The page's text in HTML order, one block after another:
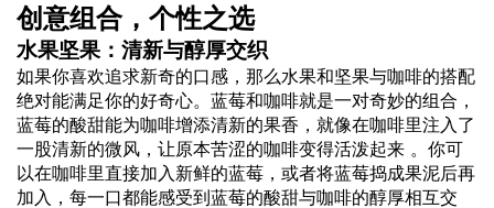
创意组合，个性之选
水果坚果：清新与醇厚交织
如果你喜欢追求新奇的口感，那么水果和坚果与咖啡的搭配
绝对能满足你的好奇心。蓝莓和咖啡就是一对奇妙的组合，
蓝莓的酸甜能为咖啡增添清新的果香，就像在咖啡里注入了
一股清新的微风，让原本苦涩的咖啡变得活泼起来 。你可
以在咖啡里直接加入新鲜的蓝莓，或者将蓝莓捣成果泥后再
加入，每一口都能感受到蓝莓的酸甜与咖啡的醇厚相互交